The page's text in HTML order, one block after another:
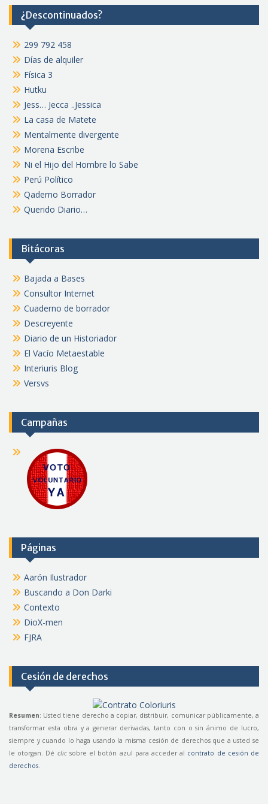
¿Descontinuados?
299 792 458
Días de alquiler
Física 3
Hutku
Jess… Jecca ..Jessica
La casa de Matete
Mentalmente divergente
Morena Escribe
Ni el Hijo del Hombre lo Sabe
Perú Político
Qaderno Borrador
Querido Diario…
Bitácoras
Bajada a Bases
Consultor Internet
Cuaderno de borrador
Descreyente
Diario de un Historiador
El Vacío Metaestable
Interiuris Blog
Versvs
Campañas
Páginas
Aarón Ilustrador
Buscando a Don Darki
Contexto
DioX-men
FJRA
Cesión de derechos
Resumen: Usted tiene derecho a copiar, distribuir, comunicar públicamente, a
transformar esta obra y a generar derivadas, tanto con o sin ánimo de lucro,
siempre y cuando lo haga usando la misma cesión de derechos que a usted se
le otorgan. Dé clicsobre el botón azul para acceder al contrato de cesión de
derechos